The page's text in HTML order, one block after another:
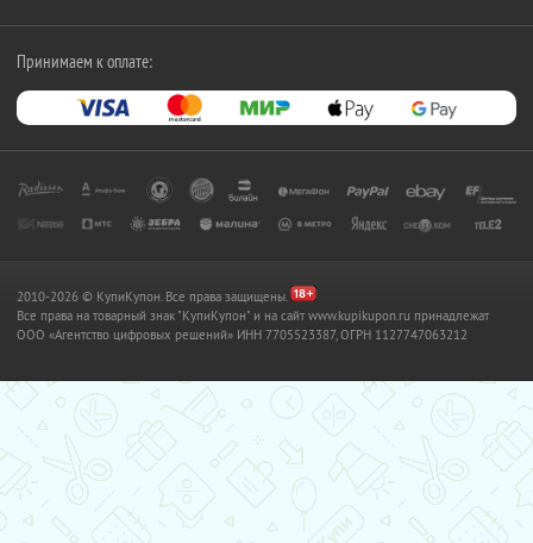
Принимаем к оплате:
2010-2026 © КупиКупон. Все права защищены.
Все права на товарный знак "КупиКупон" и на сайт www.kupikupon.ru принадлежат
OOO «Агентство цифровых решений» ИНН 7705523387, ОГРН 1127747063212